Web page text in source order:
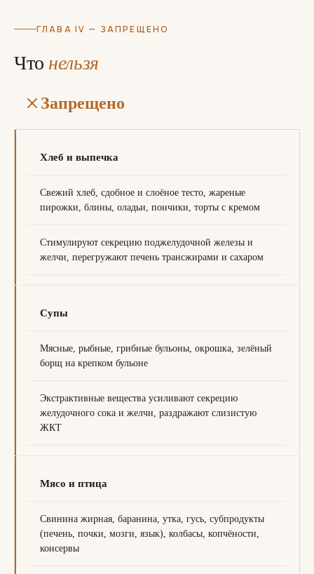
ГЛАВА IV — ЗАПРЕЩЕНО
Что нельзя
Запрещено
Хлеб и выпечка
Свежий хлеб, сдобное и слоёное тесто, жареные
пирожки, блины, оладьи, пончики, торты с кремом
Стимулируют секрецию поджелудочной железы и
желчи, перегружают печень трансжирами и сахаром
Супы
Мясные, рыбные, грибные бульоны, окрошка, зелёный
борщ на крепком бульоне
Экстрактивные вещества усиливают секрецию
желудочного сока и желчи, раздражают слизистую
ЖКТ
Мясо и птица
Свинина жирная, баранина, утка, гусь, субпродукты
(печень, почки, мозги, язык), колбасы, копчёности,
консервы